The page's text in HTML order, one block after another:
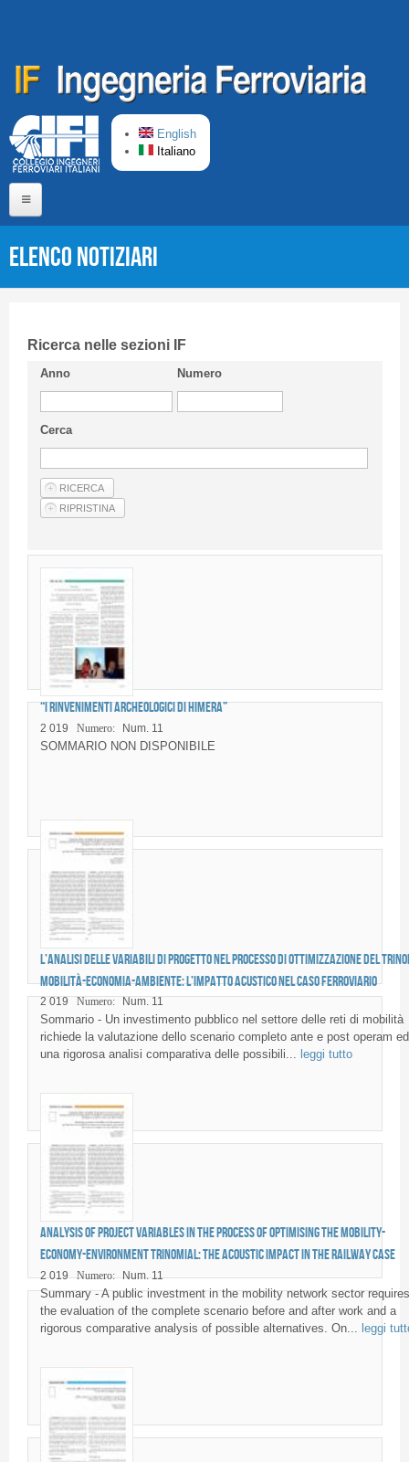
English
Italiano
CIFI in breve
Linee Guida
Privacy Policy
Articoli
Fornitori di prodotti e servizi
Elenco Notiziari
Ricerca nelle sezioni IF
Anno Numero
Cerca
“I rinvenimenti archeologici di Himera”
2 019 Numero: Num. 11
SOMMARIO NON DISPONIBILE
L’analisi delle variabili di progetto nel processo di ottimizzazione del
mobilità-economia-ambiente: l’impatto acustico nel caso ferroviario
2 019 Numero: Num. 11
Sommario - Un investimento pubblico nel settore delle reti di mobilità
richiede la valutazione dello scenario completo ante e post operam ed
una rigorosa analisi comparativa delle possibili... leggi tutto
Analysis of project variables in the process of optimising the mobility-
economy-environment trinomial: the acoustic impact in the railway case
2 019 Numero: Num. 11
Summary - A public investment in the mobility network sector requires
the evaluation of the complete scenario before and after work and a
rigorous comparative analysis of possible alternatives. On... leggi